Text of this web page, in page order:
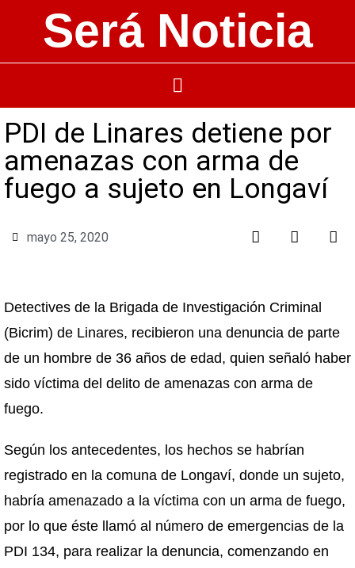
Será Noticia
PDI de Linares detiene por
amenazas con arma de
fuego a sujeto en Longaví
mayo 25, 2020
Detectives de la Brigada de Investigación Criminal
(Bicrim) de Linares, recibieron una denuncia de parte
de un hombre de 36 años de edad, quien señaló haber
sido víctima del delito de amenazas con arma de
fuego.
Según los antecedentes, los hechos se habrían
registrado en la comuna de Longaví, donde un sujeto,
habría amenazado a la víctima con un arma de fuego,
por lo que éste llamó al número de emergencias de la
PDI 134, para realizar la denuncia, comenzando en